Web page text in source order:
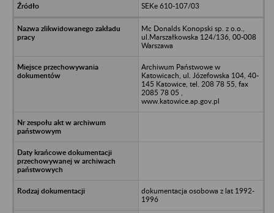
SEKe 610-107/03
Mc Donalds Konopski sp. z o.o.,
ul.Marszałkowska 124/136, 00-008
Warszawa
Archiwum Państwowe w
Katowicach, ul. Józefowska 104, 40-
145 Katowice, tel. 208 78 55, fax
2085 78 05 ,
www.katowice.ap.gov.pl
dokumentacja osobowa z lat 1992-
1996